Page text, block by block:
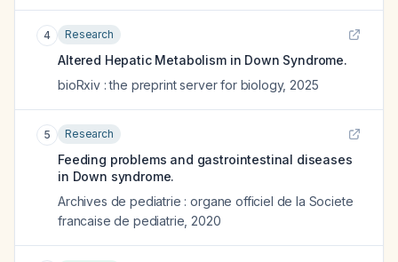
4 Research
Altered Hepatic Metabolism in Down Syndrome.
bioRxiv : the preprint server for biology, 2025
5 Research
Feeding problems and gastrointestinal diseases
in Down syndrome.
Archives de pediatrie : organe officiel de la Societe
francaise de pediatrie 2020